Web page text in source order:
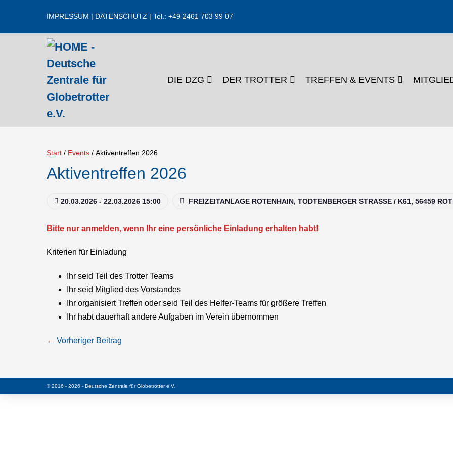
springen
IMPRESSUM | DATENSCHUTZ | Tel.: +49 2461 703 99 07
DIE DZG DER TROTTER TREFFEN & EVENTS
Start / Events / Aktiventreffen 2026
Aktiventreffen 2026
20.03.2026 - 22.03.2026 15:00 FREIZEITANLAGE ROTENHAIN, TODTENBERGER STRASSE / K61, 56459
Bitte nur anmelden, wenn Ihr eine persönliche Einladung erhalten habt!
Kriterien für Einladung
Ihr seid Teil des Trotter Teams
Ihr seid Mitglied des Vorstandes
Ihr organisiert Treffen oder seid Teil des Helfer-Teams für größere Treffen
Ihr habt dauerhaft andere Aufgaben im Verein übernommen
Beitragsnavigation
← Vorheriger Beitrag
© 2016 - 2026 - Deutsche Zentrale für Globetrotter e.V.